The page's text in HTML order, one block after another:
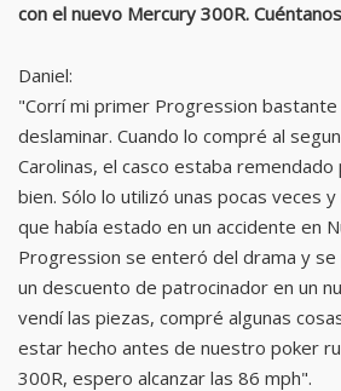
con el nuevo Mercury 300R.
Daniel:
"Corrí mi primer Progression
deslaminar. Cuando lo compré al
Carolinas, el casco estaba
bien. Sólo lo utilizó unas pocas veces
que había estado en un accidente en
Progression se enteró del drama y
un descuento de patrocinador en un
vendí las piezas, compré algunas
estar hecho antes de nuestro poker
300R, espero alcanzar las 86 mph".